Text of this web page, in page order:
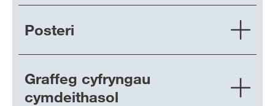
Posteri
Graffeg cyfryngau
cymdeithasol